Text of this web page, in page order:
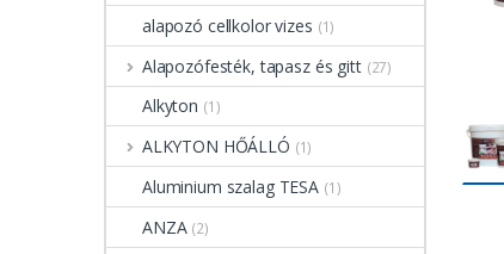
alapozó cellkolor vizes (1)
Alapozófesték, tapasz és gitt (27)
Alkyton (1)
ALKYTON HŐÁLLÓ (1)
Aluminium szalag TESA (1)
ANZA (2)